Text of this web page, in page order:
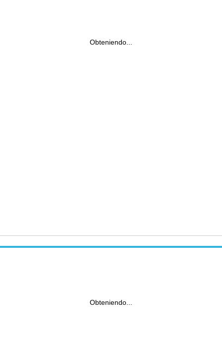
Obteniendo...
Obteniendo...